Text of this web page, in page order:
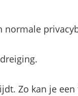
normale
Zo kan je